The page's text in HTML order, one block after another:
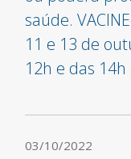
saúde.
11 e 13 de
12h e das
03/10/2022